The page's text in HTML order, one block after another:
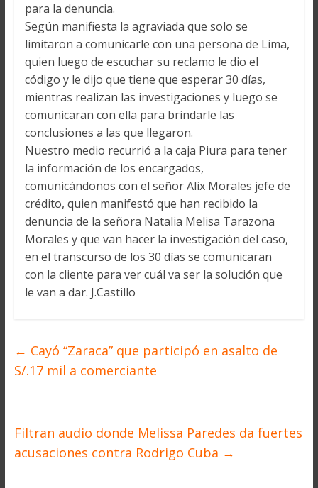
para la denuncia.
Según manifiesta la agraviada que solo se
limitaron a comunicarle con una persona de Lima,
quien luego de escuchar su reclamo le dio el
código y le dijo que tiene que esperar 30 días,
mientras realizan las investigaciones y luego se
comunicaran con ella para brindarle las
conclusiones a las que llegaron.
Nuestro medio recurrió a la caja Piura para tener
la información de los encargados,
comunicándonos con el señor Alix Morales jefe de
crédito, quien manifestó que han recibido la
denuncia de la señora Natalia Melisa Tarazona
Morales y que van hacer la investigación del caso,
en el transcurso de los 30 días se comunicaran
con la cliente para ver cuál va ser la solución que
le van a dar. J.Castillo
← Cayó “Zaraca” que participó en asalto de
S/.17 mil a comerciante
Filtran audio donde Melissa Paredes da fuertes
acusaciones contra Rodrigo Cuba →